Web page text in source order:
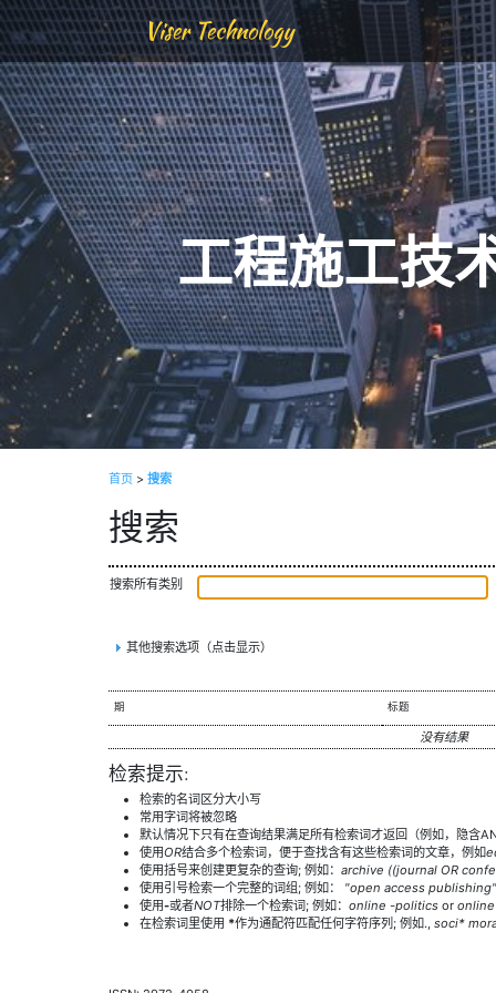
Viser Technology
工程施工技
首页 > 搜索
搜索
搜索所有类别
其他搜索选项（点击显示）
期 标题
没有结果
检索提示:
检索的名词区分大小写
常用字词将被忽略
默认情况下只有在查询结果满足所有检索词才返回（例如，隐含
使用OR结合多个检索词，便于查找含有这些检索词的文章，例如
使用括号来创建更复杂的查询; 例如： archive ((journal OR
使用引号检索一个完整的词组; 例如： "open access publishing"
使用-或者NOT排除一个检索词; 例如： online -politics or
在检索词里使用 *作为通配符匹配任何字符序列; 例如., soci*